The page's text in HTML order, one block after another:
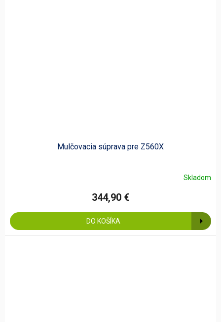
Mulčovacia súprava pre Z560X
Skladom
344,90 €
DO KOŠÍKA